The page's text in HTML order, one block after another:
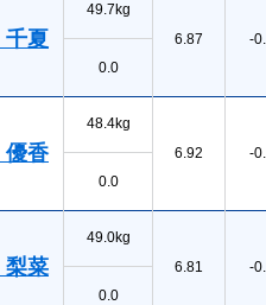
夏
49.7kg
6.87
-
0.0
香
48.4kg
6.92
-
0.0
菜
49.0kg
6.81
-
0.0